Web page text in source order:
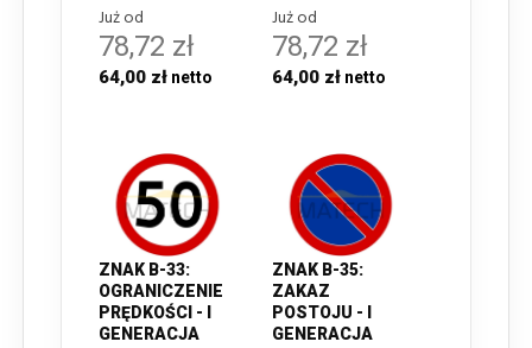
Już od
78,72 zł
64,00 zł
Już od
78,72 zł
64,00 zł
ZNAK B-33:
OGRANICZENIE
PRĘDKOŚCI - I
GENERACJA
ZNAK B-35:
ZAKAZ
POSTOJU - I
GENERACJA